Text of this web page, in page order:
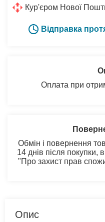
Кур'єром Нової
Відправка
Оплата при
Обмін і повернення
14 днів після покупки,
"Про захист прав
Опис